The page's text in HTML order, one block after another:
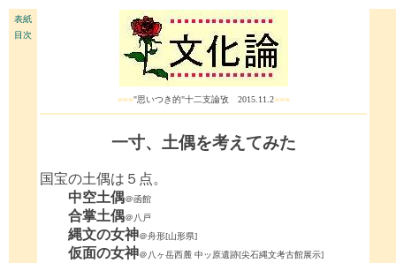
表紙
目次
■■■"思いつき的"十二支論攷 2015.11.2■■■
一寸、土偶を考えてみた
国宝の土偶は５点。
中空土偶＠函館
合掌土偶＠八戸
縄文の女神＠舟形[山形県]
仮面の女神＠八ヶ岳西麓 中ッ原遺跡[尖石縄文考古館展示]